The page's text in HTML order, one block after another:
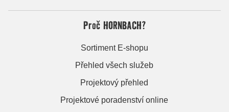
Proč HORNBACH?
Sortiment E-shopu
Přehled všech služeb
Projektový přehled
Projektové poradenství online